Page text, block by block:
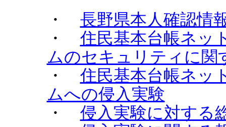
・ 長野県本人確認情
・ 住民基本台帳ネッ
ムのセキュリティに関
・ 住民基本台帳ネッ
ムへの侵入実験
・ 侵入実験に対する